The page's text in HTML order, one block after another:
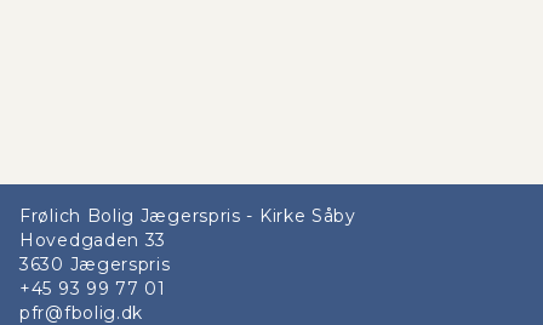
Frølich Bolig Jægerspris - Kirke Såby
Hovedgaden 33
3630 Jægerspris
+45 93 99 77 01
pfr@fbolig.dk